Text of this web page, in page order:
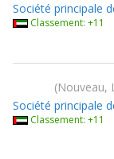
Société principale
Classement: +11
Nouveau,
Société principale
Classement: +11